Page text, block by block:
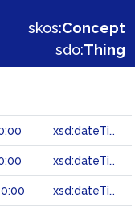
skos:Concept
sdo:Thing
xsd:dateTime
xsd:dateTime
xsd:dateTime